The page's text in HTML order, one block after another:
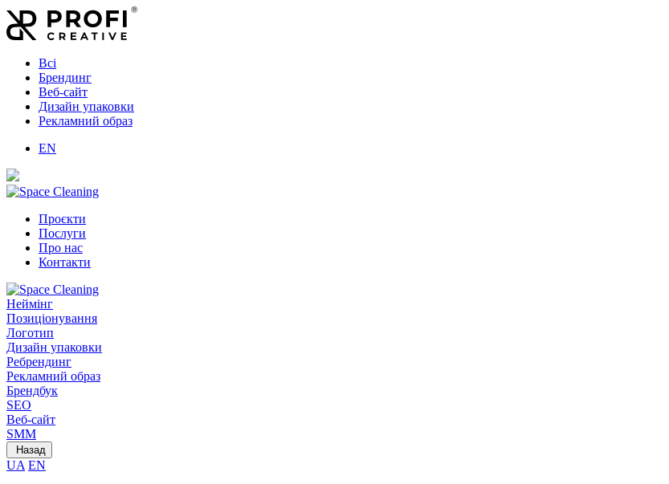
Всі
Брендинг
Веб-сайт
Дизайн упаковки
Рекламний образ
EN
Проєкти
Послуги
Про нас
Контакти
Неймінг
Позиціонування
Логотип
Дизайн упаковки
Ребрендинг
Рекламний образ
Брендбук
SEO
Веб-сайт
SMM
Назад
UA EN